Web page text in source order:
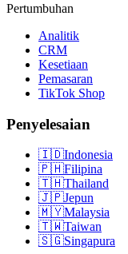
Pertumbuhan
Analitik
CRM
Kesetiaan
Pemasaran
TikTok Shop
Penyelesaian
🇮🇩Indonesia
🇵🇭Filipina
🇹🇭Thailand
🇯🇵Jepun
🇲🇾Malaysia
🇹🇼Taiwan
🇸🇬Singapura